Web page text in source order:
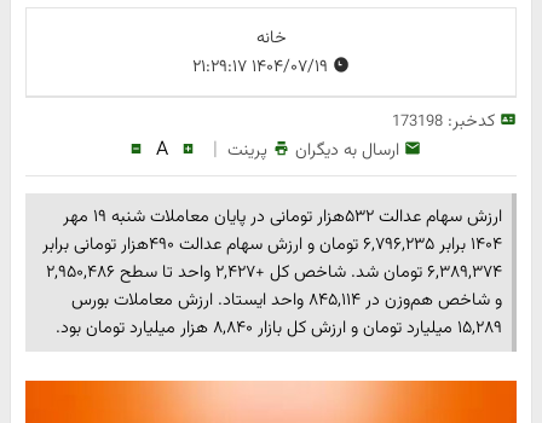
خانه
کدخبر:173198
ارسال به دیگران پرینت |
A
ارزش سهام عدالت ۵۳۲هزار تومانی در پایان معاملات شنبه ۱۹ مهر
۱۴۰۴ برابر ۶,۷۹۶,۲۳۵ تومان و ارزش سهام عدالت ۴۹۰هزار تومانی برابر
۶,۳۸۹,۳۷۴ تومان شد. شاخص کل +۲,۴۲۷ واحد تا سطح ۲,۹۵۰,۴۸۶
و شاخص هم‌وزن در ۸۴۵,۱۱۴ واحد ایستاد. ارزش معاملات بورس
۱۵,۲۸۹ میلیارد تومان و ارزش کل بازار ۸,۸۴۰ هزار میلیارد تومان بود.